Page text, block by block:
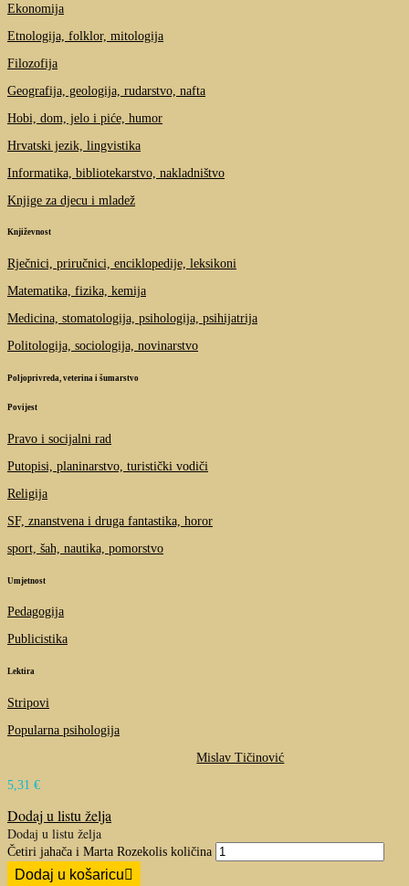
Ekonomija
Etnologija, folklor, mitologija
Filozofija
Geografija, geologija, rudarstvo, nafta
Hobi, dom, jelo i piće, humor
Hrvatski jezik, lingvistika
Informatika, bibliotekarstvo, nakladništvo
Knjige za djecu i mladež
Književnost
Rječnici, priručnici, enciklopedije, leksikoni
Matematika, fizika, kemija
Medicina, stomatologija, psihologija, psihijatrija
Politologija, sociologija, novinarstvo
Poljoprivreda, veterina i šumarstvo
Povijest
Pravo i socijalni rad
Putopisi, planinarstvo, turistički vodiči
Religija
SF, znanstvena i druga fantastika, horor
sport, šah, nautika, pomorstvo
Umjetnost
Pedagogija
Publicistika
Lektira
Stripovi
Popularna psihologija
Mislav Tičinović
5,31 €
Dodaj u listu želja
Dodaj u listu želja
Četiri jahača i Marta Rozekolis količina
Dodaj u košaricu